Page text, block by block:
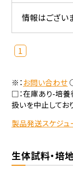
情報はござい
1
※：お問い合わせ
□：在庫あり-培養
扱いを中止してお
製品発送スケジュ
生体試料・培